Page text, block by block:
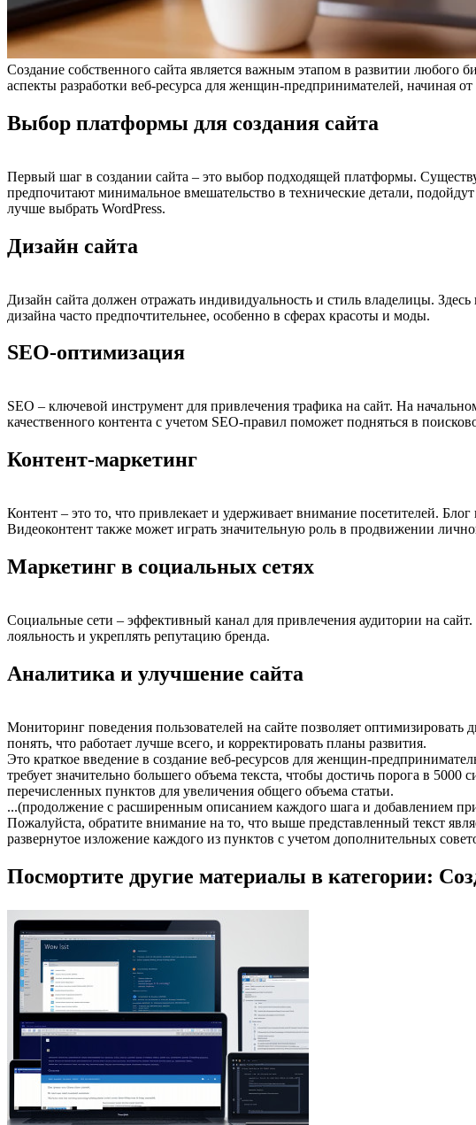
Создание собственного сайта является важным этапом в развитии
аспекты разработки веб-ресурса для женщин-предпринимателей, начиная
Выбор платформы для создания сайта
Первый шаг в создании сайта – это выбор подходящей платформы.
предпочитают минимальное вмешательство в технические детали,
лучше выбрать WordPress.
Дизайн сайта
Дизайн сайта должен отражать индивидуальность и стиль владелицы.
дизайна часто предпочтительнее, особенно в сферах красоты и моды.
SEO-оптимизация
SEO – ключевой инструмент для привлечения трафика на сайт. На
качественного контента с учетом SEO-правил поможет подняться в
Контент-маркетинг
Контент – это то, что привлекает и удерживает внимание посетителей.
Видеоконтент также может играть значительную роль в продвижении
Маркетинг в социальных сетях
Социальные сети – эффективный канал для привлечения аудитории на
лояльность и укреплять репутацию бренда.
Аналитика и улучшение сайта
Мониторинг поведения пользователей на сайте позволяет
понять, что работает лучше всего, и корректировать планы развития.
Это краткое введение в создание веб-ресурсов для женщин-
требует значительно большего объема текста, чтобы достичь порога в
перечисленных пунктов для увеличения общего объема статьи.
...(продолжение с расширенным описанием каждого шага и добавлением
Пожалуйста, обратите внимание на то, что выше представленный текст
развернутое изложение каждого из пунктов с учетом дополнительных
Посмортите другие материалы в категории: